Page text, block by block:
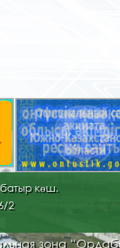
көш.
2
зона